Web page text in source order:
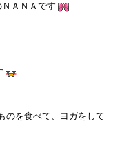
ＮＡＮＡです
のを食べて、ヨガをして
声